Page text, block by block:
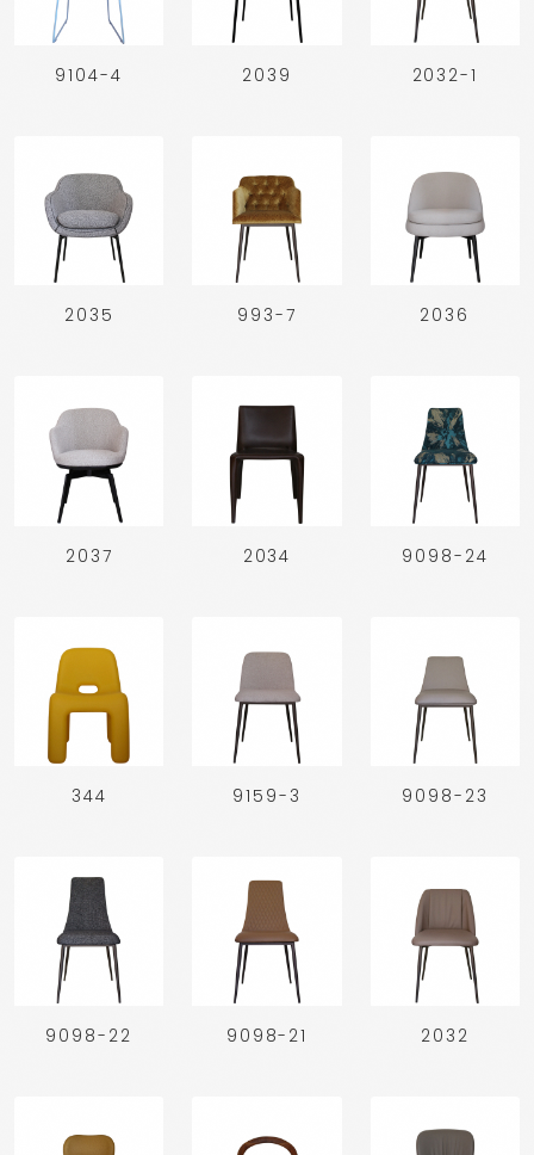
9104-4 2039 2032-1
2035 993-7 2036
2037 2034 9098-24
344 9159-3 9098-23
9098-22 9098-21 2032